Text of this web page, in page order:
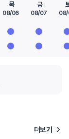
목
08/06
금
08/07
더보기